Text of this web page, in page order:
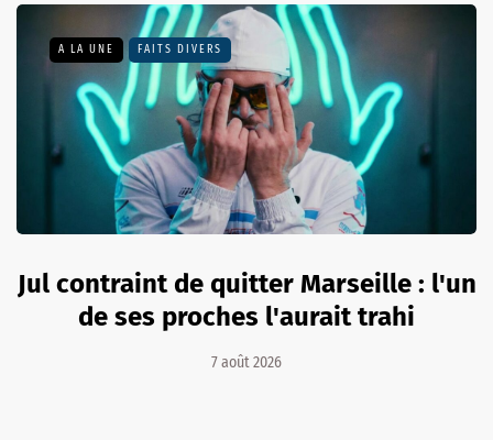
A LA UNE FAITS DIVERS
Jul contraint de quitter Marseille : l'un
de ses proches l'aurait trahi
7 août 2026